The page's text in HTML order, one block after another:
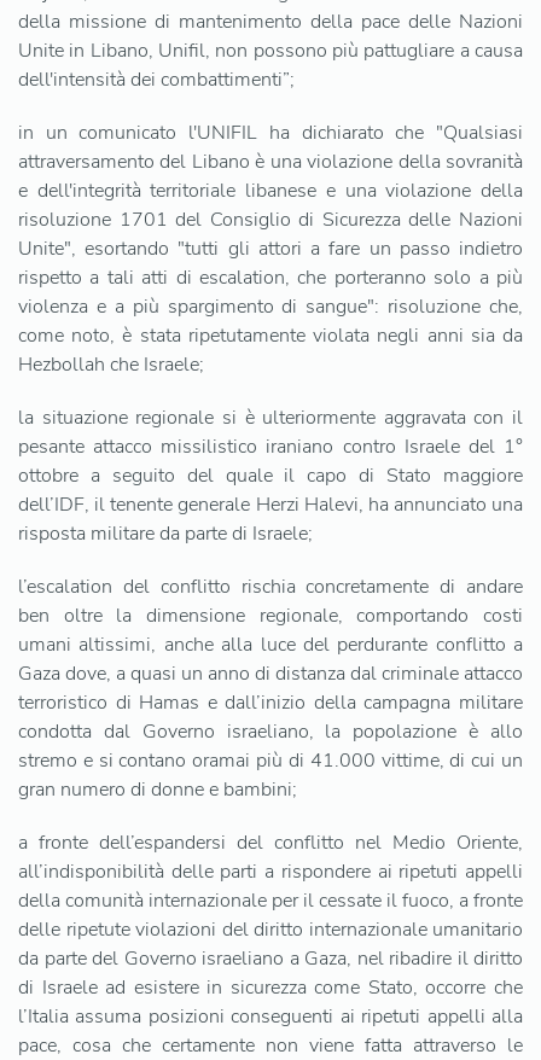
della missione di mantenimento della pace delle Nazioni
Unite in Libano, Unifil, non possono più pattugliare a causa
dell'intensità dei combattimenti”;
in un comunicato l'UNIFIL ha dichiarato che "Qualsiasi
attraversamento del Libano è una violazione della sovranità
e dell'integrità territoriale libanese e una violazione della
risoluzione 1701 del Consiglio di Sicurezza delle Nazioni
Unite", esortando "tutti gli attori a fare un passo indietro
rispetto a tali atti di escalation, che porteranno solo a più
violenza e a più spargimento di sangue": risoluzione che,
come noto, è stata ripetutamente violata negli anni sia da
Hezbollah che Israele;
la situazione regionale si è ulteriormente aggravata con il
pesante attacco missilistico iraniano contro Israele del 1°
ottobre a seguito del quale il capo di Stato maggiore
dell’IDF, il tenente generale Herzi Halevi, ha annunciato una
risposta militare da parte di Israele;
l’escalation del conflitto rischia concretamente di andare
ben oltre la dimensione regionale, comportando costi
umani altissimi, anche alla luce del perdurante conflitto a
Gaza dove, a quasi un anno di distanza dal criminale attacco
terroristico di Hamas e dall’inizio della campagna militare
condotta dal Governo israeliano, la popolazione è allo
stremo e si contano oramai più di 41.000 vittime, di cui un
gran numero di donne e bambini;
a fronte dell’espandersi del conflitto nel Medio Oriente,
all’indisponibilità delle parti a rispondere ai ripetuti appelli
della comunità internazionale per il cessate il fuoco, a fronte
delle ripetute violazioni del diritto internazionale umanitario
da parte del Governo israeliano a Gaza, nel ribadire il diritto
di Israele ad esistere in sicurezza come Stato, occorre che
l’Italia assuma posizioni conseguenti ai ripetuti appelli alla
pace, cosa che certamente non viene fatta attraverso le